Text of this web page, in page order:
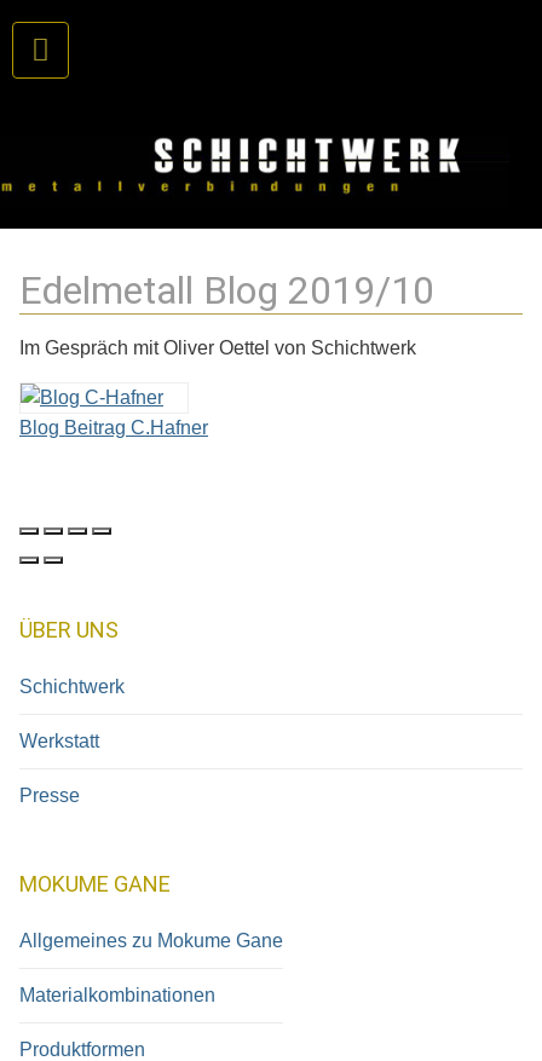
ÜBER UNS
Schichtwerk
Werkstatt
Presse
MOKUME GANE
Allgemeines zu Mokume Gane
Materialkombinationen
Produktformen
Edelmetall Blog 2019/10
Im Gespräch mit Oliver Oettel von Schichtwerk
Blog Beitrag C.Hafner